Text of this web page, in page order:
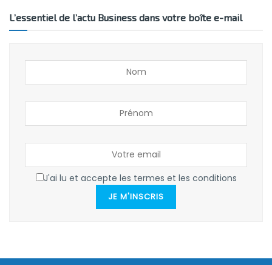
L’essentiel de l’actu Business dans votre boîte e-mail
J'ai lu et accepte les termes et les conditions
JE M'INSCRIS